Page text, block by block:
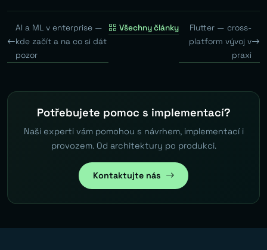
AI a ML v enterprise —
kde začít a na co si dát
pozor
Všechny články
Flutter — cross-
platform vývoj v
praxi
Potřebujete pomoc s implementací?
Naši experti vám pomohou s návrhem, implementací i
provozem. Od architektury po produkci.
Kontaktujte nás